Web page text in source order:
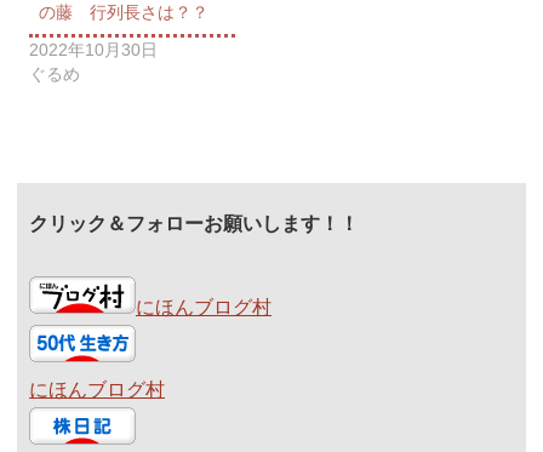
の藤 行列長さは？？
2022年10月30日
ぐるめ
クリック＆フォローお願いします！！
にほんブログ村
にほんブログ村